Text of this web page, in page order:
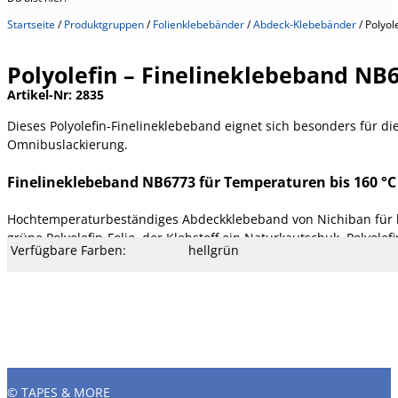
Startseite/Produktgruppen/Folienklebebänder/Abdeck-Klebebänder/
Polyolefin – Finelineklebeband
Artikel-Nr: 2835
Dieses Polyolefin-Finelineklebeband eignet sich besonders für
Omnibuslackierung.
Finelineklebeband NB6773 für Temperaturen bis 160 °C
Hochtemperaturbeständiges Abdeckklebeband von Nichiban
grüne Polyolefin-Folie, der Klebstoff ein Naturkautschuk.
Träger:
Polyolefin-Folie
Gesamtstärke: 110 µm
Klebertyp: Kautschuk
Klebekraft: 2,8 N/cm
Reißfestigkeit: 37 N/cm
Dehnung: 900 %
Temperatur: 160 °C
Kern Typ: Pappe
Kern Ø mm: 76 mm
Verfügbare Längen: 50 m
Verfügbare Breite: 19, 25, 38, 50 und 75 mm
Verfügbare Farben: hellgrün
© TAPES & MORE